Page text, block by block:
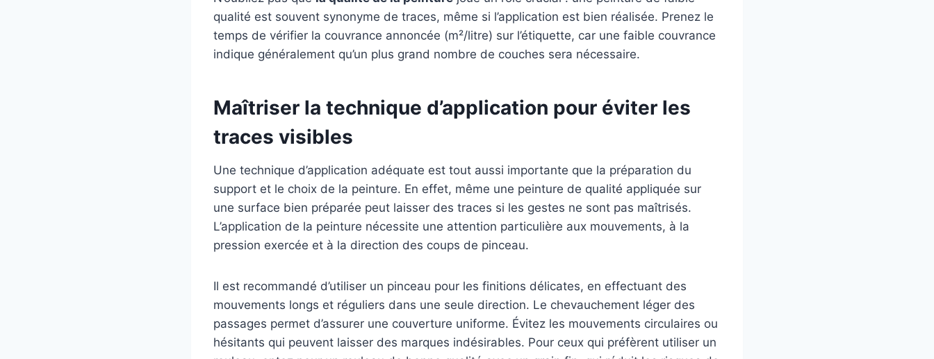
qualité est souvent synonyme de traces, même si l’application est bien réalisée. Prenez le
temps de vérifier la couvrance annoncée (m²/litre) sur l’étiquette, car une faible couvrance
indique généralement qu’un plus grand nombre de couches sera nécessaire.
Maîtriser la technique d’application pour éviter les
traces visibles
Une technique d’application adéquate est tout aussi importante que la préparation du
support et le choix de la peinture. En effet, même une peinture de qualité appliquée sur
une surface bien préparée peut laisser des traces si les gestes ne sont pas maîtrisés.
L’application de la peinture nécessite une attention particulière aux mouvements, à la
pression exercée et à la direction des coups de pinceau.
Il est recommandé d’utiliser un pinceau pour les finitions délicates, en effectuant des
mouvements longs et réguliers dans une seule direction. Le chevauchement léger des
passages permet d’assurer une couverture uniforme. Évitez les mouvements circulaires ou
hésitants qui peuvent laisser des marques indésirables. Pour ceux qui préfèrent utiliser un